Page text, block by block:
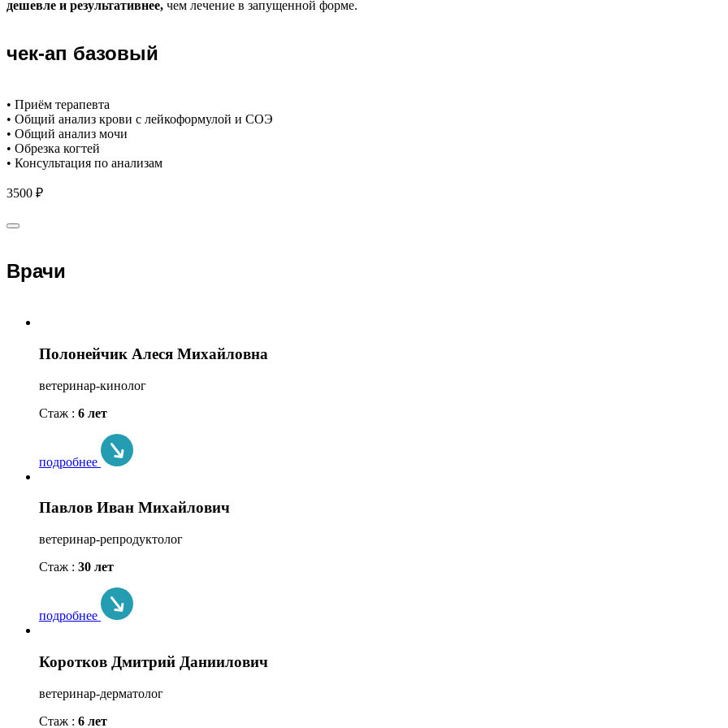
дешевле и результативнее, чем лечение в запущенной форме.
чек-ап базовый
• Приём терапевта
• Общий анализ крови с лейкоформулой и СОЭ
• Общий анализ мочи
• Обрезка когтей
• Консультация по анализам
3500 ₽
Врачи
Полонейчик Алеся Михайловна
ветеринар-кинолог
Стаж : 6 лет
подробнее
Павлов Иван Михайлович
ветеринар-репродуктолог
Стаж : 30 лет
подробнее
Коротков Дмитрий Даниилович
ветеринар-дерматолог
Стаж : 6 лет